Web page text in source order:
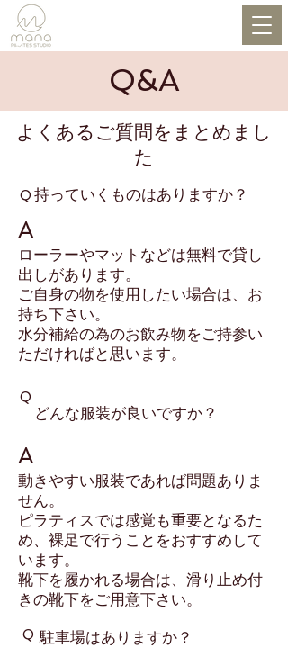
​Q&A
​よくあるご質問をまとめまし
た
​持っていくものはありますか？
Q
A
​ローラーやマットなどは無料で貸し
出しがあります。
ご自身の物を使用したい場合は、お
持ち下さい。
水分補給の為のお飲み物をご持参い
ただければと思います。
​どんな服装が良いですか？
​Q
A
動きやすい服装であれば問題ありま
せん。
ピラティスでは感覚も重要となるた
め、裸足で行うことをおすすめして
います。
​靴下を履かれる場合は、滑り止め付
きの靴下をご用意下さい。
​駐車場はありますか？
Q